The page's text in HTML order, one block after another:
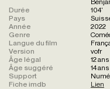
Durée
104'
Pays
Année
2022
Genre
Langue du film
Version
vofr
Âge légal
12 ans
Âge suggéré
14 ans
Support
Fiche imdb
Lien